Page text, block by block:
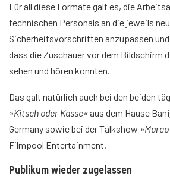
Für all diese Formate galt es, die
technischen Personals an die jeweils
Sicherheitsvorschriften anzupassen
dass die Zuschauer vor dem Bildschirm
sehen und hören konnten.
Das galt natürlich auch bei den beiden
»Kitsch oder Kasse« aus dem Hause
Germany sowie bei der Talkshow
Filmpool Entertainment.
Publikum wieder zugelassen